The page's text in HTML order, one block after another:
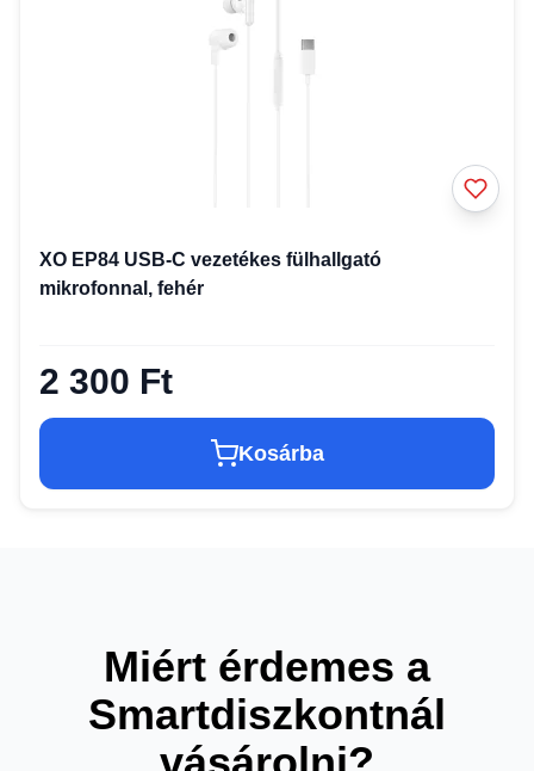
XO EP84 USB-C vezetékes fülhallgató
mikrofonnal, fehér
2 300 Ft
Kosárba
Miért érdemes a
Smartdiszkontnál